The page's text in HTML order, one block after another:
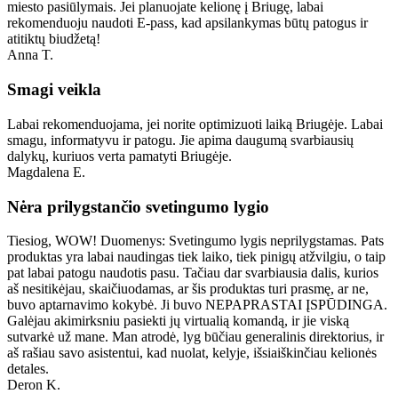
miesto pasiūlymais. Jei planuojate kelionę į Briugę, labai
rekomenduoju naudoti E-pass, kad apsilankymas būtų patogus ir
atitiktų biudžetą!
Anna T.
Smagi veikla
Labai rekomenduojama, jei norite optimizuoti laiką Briugėje. Labai
smagu, informatyvu ir patogu. Jie apima daugumą svarbiausių
dalykų, kuriuos verta pamatyti Briugėje.
Magdalena E.
Nėra prilygstančio svetingumo lygio
Tiesiog, WOW! Duomenys: Svetingumo lygis neprilygstamas. Pats
produktas yra labai naudingas tiek laiko, tiek pinigų atžvilgiu, o taip
pat labai patogu naudotis pasu. Tačiau dar svarbiausia dalis, kurios
aš nesitikėjau, skaičiuodamas, ar šis produktas turi prasmę, ar ne,
buvo aptarnavimo kokybė. Ji buvo NEPAPRASTAI ĮSPŪDINGA.
Galėjau akimirksniu pasiekti jų virtualią komandą, ir jie viską
sutvarkė už mane. Man atrodė, lyg būčiau generalinis direktorius, ir
aš rašiau savo asistentui, kad nuolat, kelyje, išsiaiškinčiau kelionės
detales.
Deron K.